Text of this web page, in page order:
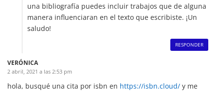
una bibliografía puedes incluir trabajos que de alguna
manera influenciaran en el texto que escribiste. ¡Un
saludo!
RESPONDER
VERÓNICA
2 abril, 2021 a las 2:53 pm
hola, busqué una cita por isbn en https://isbn.cloud/ y me